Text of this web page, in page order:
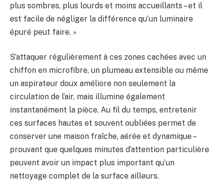
plus sombres, plus lourds et moins accueillants – et il
est facile de négliger la différence qu’un luminaire
épuré peut faire. »
S’attaquer régulièrement à ces zones cachées avec un
chiffon en microfibre, un plumeau extensible ou même
un aspirateur doux améliore non seulement la
circulation de l’air, mais illumine également
instantanément la pièce. Au fil du temps, entretenir
ces surfaces hautes et souvent oubliées permet de
conserver une maison fraîche, aérée et dynamique –
prouvant que quelques minutes d’attention particulière
peuvent avoir un impact plus important qu’un
nettoyage complet de la surface ailleurs.